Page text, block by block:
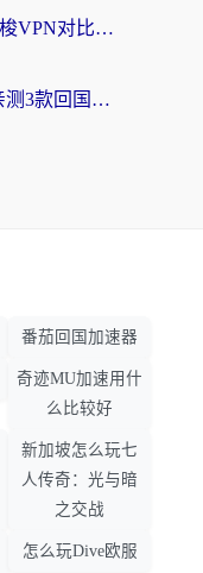
Quickback VPN好用吗？和穿梭VPN对比哪个回国效果更好？海外党必看的真实测评与选择指南
穿梭和快喵好用吗？海外党亲测3款回国加速器，附日本回国VPN避坑指南
番茄回国加速器
奇迹MU加速用什
么比较好
新加坡怎么玩七
人传奇：光与暗
之交战
怎么玩Dive欧服